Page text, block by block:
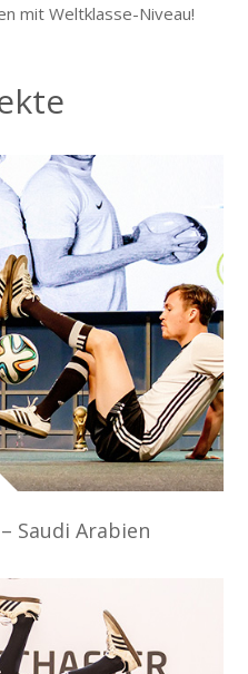
mit Weltklasse-Niveau!
Saudi Arabien